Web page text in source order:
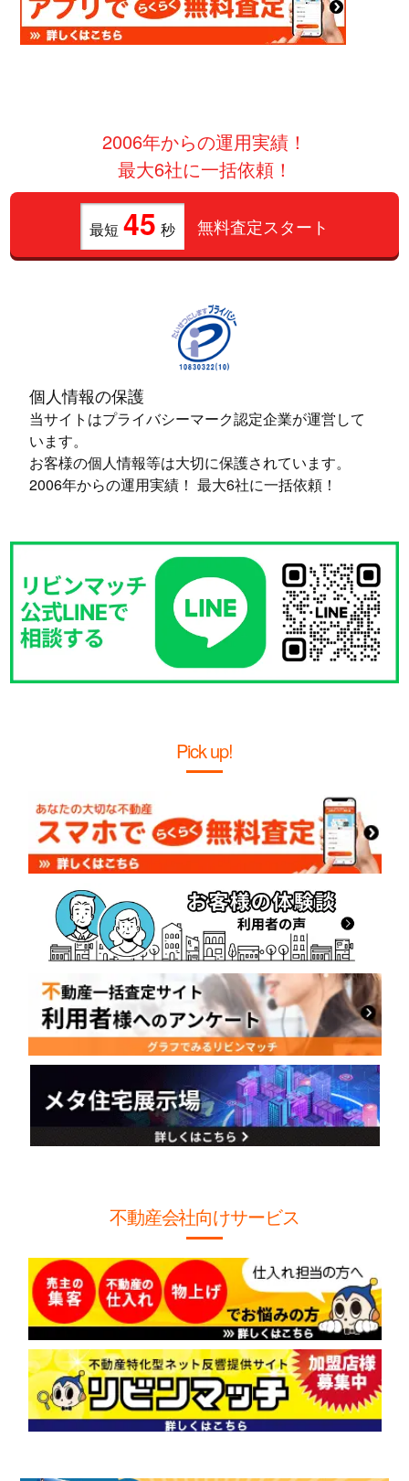
2006年からの運用実績！
最大6社に一括依頼！
最短 45 秒 無料査定スタート
個人情報の保護
当サイトはプライバシーマーク認定企業が運営して
います。
お客様の個人情報等は大切に保護されています。
2006年からの運用実績！ 最大6社に一括依頼！
Pick up!
不動産会社向けサービス